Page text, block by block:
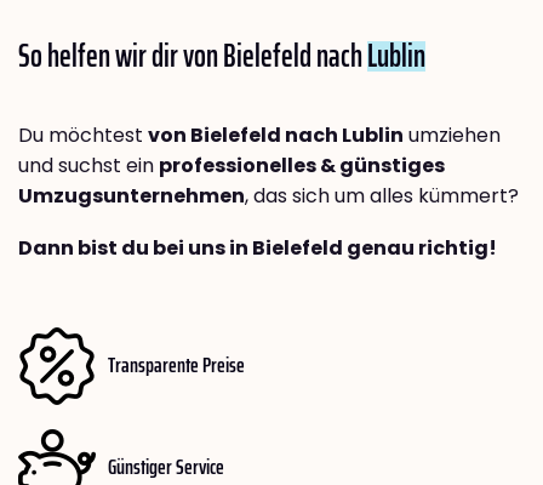
So helfen wir dir von Bielefeld nachLublin
Du möchtest von Bielefeld nach Lublin umziehen
und suchst ein professionelles & günstiges
Umzugsunternehmen, das sich um alles kümmert?
Dann bist du bei uns in Bielefeld genau richtig!
Transparente Preise
Günstiger Service